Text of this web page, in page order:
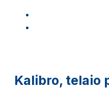
Kalibro, telaio